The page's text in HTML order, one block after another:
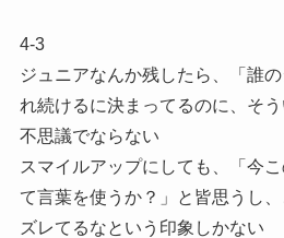
4-3
ジュニアなんか残したら、「誰
れ続けるに決まってるのに、そ
不思議でならない
スマイルアップにしても、「今
て言葉を使うか？」と皆思うし
ズレてるなという印象しかない